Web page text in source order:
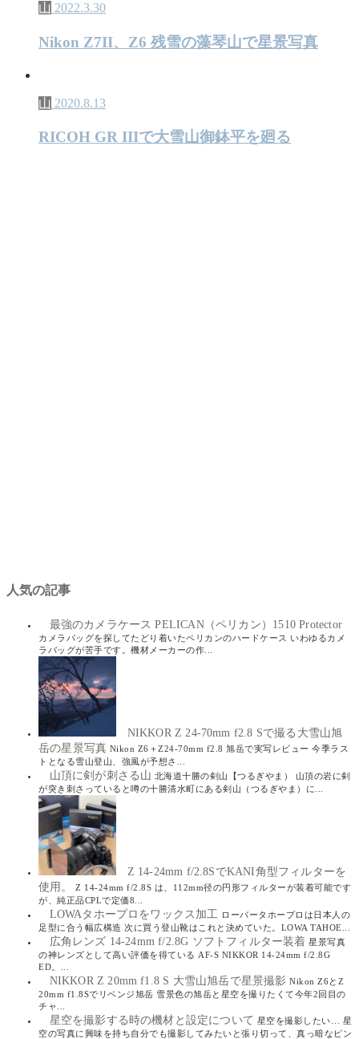
山 2022.3.30
Nikon Z7II、Z6 残雪の藻琴山で星景写真
山 2020.8.13
RICOH GR IIIで大雪山御鉢平を廻る
人気の記事
最強のカメラケース PELICAN（ペリカン）1510 Protector
カメラバッグを探してたどり着いたペリカンのハードケース いわゆるカメ
ラバッグが苦手です。機材メーカーの作...
NIKKOR Z 24-70mm f2.8 Sで撮る大雪山旭
岳の星景写真 Nikon Z6＋Z24-70mm f2.8 旭岳で実写レビュー 今季ラス
トとなる雪山登山、強風が予想さ...
山頂に剣が刺さる山 北海道十勝の剣山【つるぎやま） 山頂の岩に剣
が突き刺さっていると噂の十勝清水町にある剣山（つるぎやま）に...
Z 14-24mm f/2.8SでKANI角型フィルターを
使用。
Z 14-24mm f/2.8S は、112mm径の円形フィルターが装着可能です
が、純正品CPLで定価8...
LOWAタホープロをワックス加工 ローバータホープロは日本人の
足型に合う幅広構造 次に買う登山靴はこれと決めていた。LOWA TAHOE...
広角レンズ 14-24mm f/2.8G ソフトフィルター装着 星景写真
の神レンズとして高い評価を得ている AF-S NIKKOR 14-24mm f/2.8G
ED。...
NIKKOR Z 20mm f1.8 S 大雪山旭岳で星景撮影 Nikon Z6とZ
20mm f1.8Sでリベンジ旭岳 雪景色の旭岳と星空を撮りたくて今年2回目の
チャ...
星空を撮影する時の機材と設定について 星空を撮影したい… 星
空の写真に興味を持ち自分でも撮影してみたいと張り切って、真っ暗なピン